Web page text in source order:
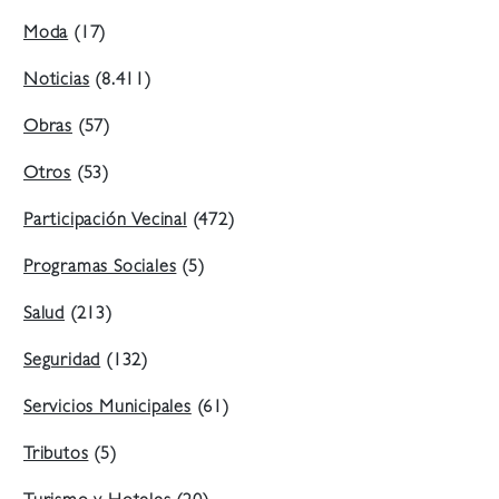
Moda(17)
Noticias(8.411)
Obras (57)
Otros (53)
Participación Vecinal(472)
Programas Sociales(5)
Salud (213)
Seguridad(132)
Servicios Municipales(61)
Tributos(5)